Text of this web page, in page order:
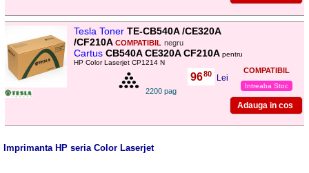
Tesla Toner TE-CB540A /CE320A
/CF210A COMPATIBIL negru
Cartus CB540A CE320A CF210A pentru
HP Color Laserjet CP1214 N
2200 pag
COMPATIBIL
Intreaba Stoc
9680 Lei
Imprimanta HP seria Color Laserjet